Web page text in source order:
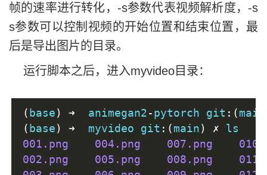
帧的速率进行转化，-s参数代表视频解析度，-s
s参数可以控制视频的开始位置和结束位置，最
后是导出图片的目录。
运行脚本之后，进入myvideo目录：
(base) ➜
  animegan2
-pytorch git :(main
(base) ➜
  myvideo git
:(main) ✗ ls
001.png
004.png 007.png
002.png
005.png 008.png